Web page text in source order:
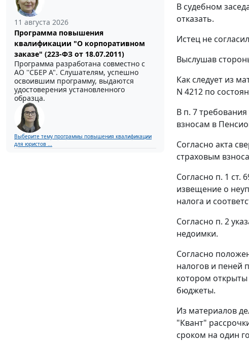
11 августа 2026
Программа повышения
квалификации "О корпоративном
заказе" (223-ФЗ от 18.07.2011)
Программа разработана совместно с
АО ''СБЕР А". Слушателям, успешно
освоившим программу, выдаются
удостоверения установленного
образца.
Выберите тему программы повышения квалификации
для юристов ...
В судебном
отказать.
Истец не
Выслушав
Как следует из
N 4212 по
В п. 7
взносам в
Согласно акта
страховым
Согласно п. 1 ст.
извещение о
налога и
Согласно п. 2
недоимки.
Согласно
налогов и пеней
котором открыты
бюджеты.
Из материалов
"Квант"
сроком на один